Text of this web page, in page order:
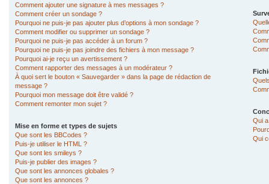
Comment ajouter une signature à mes messages ?
Comment créer un sondage ?
Pourquoi ne puis-je pas ajouter plus d’options à mon sondage ?
Comment modifier ou supprimer un sondage ?
Pourquoi ne puis-je pas accéder à un forum ?
Pourquoi ne puis-je pas joindre des fichiers à mon message ?
Pourquoi ai-je reçu un avertissement ?
Comment rapporter des messages à un modérateur ?
À quoi sert le bouton « Sauvegarder » dans la page de rédaction de
message ?
Pourquoi mon message doit être validé ?
Comment remonter mon sujet ?
Mise en forme et types de sujets
Que sont les BBCodes ?
Puis-je utiliser le HTML ?
Que sont les smileys ?
Puis-je publier des images ?
Que sont les annonces globales ?
Que sont les annonces ?
Qui
Qui